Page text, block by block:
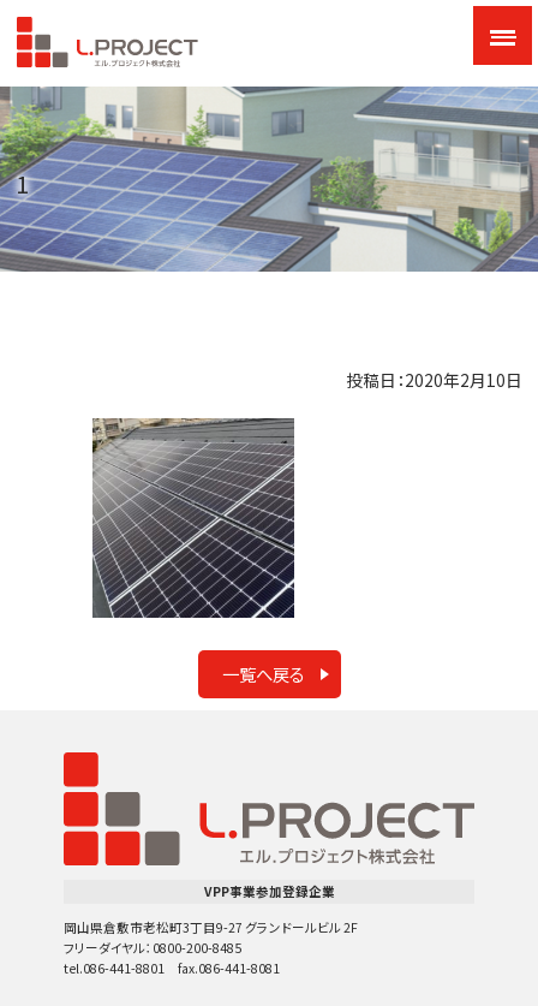
1
投稿日：2020年2月10日
一覧へ戻る
VPP事業参加登録企業
岡山県倉敷市老松町3丁目9-27 グランドールビル 2F
フリーダイヤル：0800-200-8485
tel.086-441-8801 fax.086-441-8081